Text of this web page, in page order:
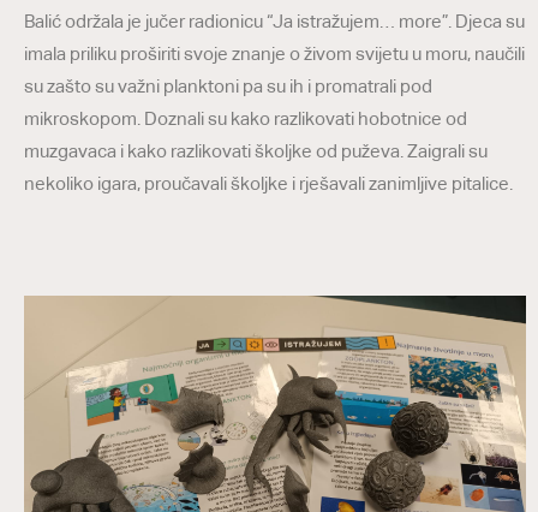
Balić održala je jučer radionicu “Ja istražujem… more”. Djeca su
imala priliku proširiti svoje znanje o živom svijetu u moru, naučili
su zašto su važni planktoni pa su ih i promatrali pod
mikroskopom. Doznali su kako razlikovati hobotnice od
muzgavaca i kako razlikovati školjke od puževa. Zaigrali su
nekoliko igara, proučavali školjke i rješavali zanimljive pitalice.